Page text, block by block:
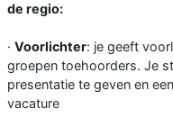
de regio:
· Voorlichter: je geeft
groepen toehoorders. Je
presentatie te geven en
vacature